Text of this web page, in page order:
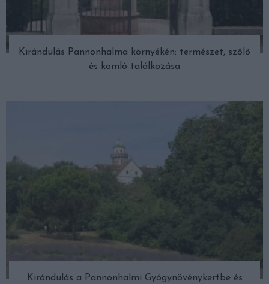
Kirándulás Pannonhalma környékén: természet, szőlő
és komló találkozása
Kirándulás a Pannonhalmi Gyógynövénykertbe és